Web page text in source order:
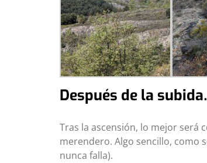
Después de la
Tras la ascensión, lo mejor será
merendero. Algo sencillo, como
nunca falla).